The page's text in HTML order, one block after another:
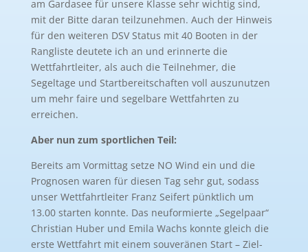
am Gardasee für unsere Klasse sehr wichtig sind,
mit der Bitte daran teilzunehmen. Auch der Hinweis
für den weiteren DSV Status mit 40 Booten in der
Rangliste deutete ich an und erinnerte die
Wettfahrtleiter, als auch die Teilnehmer, die
Segeltage und Startbereitschaften voll auszunutzen
um mehr faire und segelbare Wettfahrten zu
erreichen.
Aber nun zum sportlichen Teil:
Bereits am Vormittag setze NO Wind ein und die
Prognosen waren für diesen Tag sehr gut, sodass
unser Wettfahrtleiter Franz Seifert pünktlich um
13.00 starten konnte. Das neuformierte „Segelpaar“
Christian Huber und Emila Wachs konnte gleich die
erste Wettfahrt mit einem souveränen Start – Ziel-